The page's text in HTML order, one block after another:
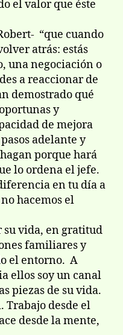
el valor que éste
“que cuando
atrás: estás
una negociación o
a reaccionar de
demostrado qué
y
de mejora
adelante y
porque hará
lo ordena el jefe.
en tu día a
hacemos el
su vida, en gratitud
familiares y
el entorno. A
ellos soy un canal
piezas de su vida.
Trabajo desde el
desde la mente,